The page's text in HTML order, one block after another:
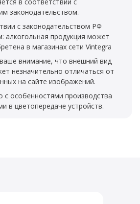
законодательством.
с законодательством РФ
алкогольная продукция может
в магазинах сети Vintegra
внимание, что внешний вид
незначительно отличаться от
на сайте изображений.
с особенностями производства
в цветопередаче устройств.